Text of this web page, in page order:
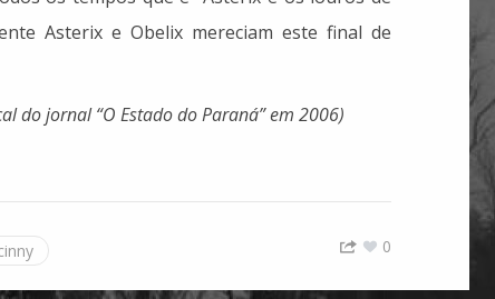
Asterix e Obelix mereciam este final de
do jornal “O Estado do Paraná” em 2006)
0